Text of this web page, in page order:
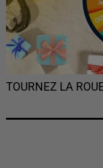
TOURNEZ LA